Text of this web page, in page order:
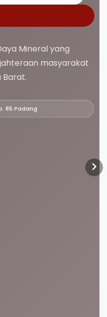
Mineral yang
masyarakat
Barat.
85 Padang